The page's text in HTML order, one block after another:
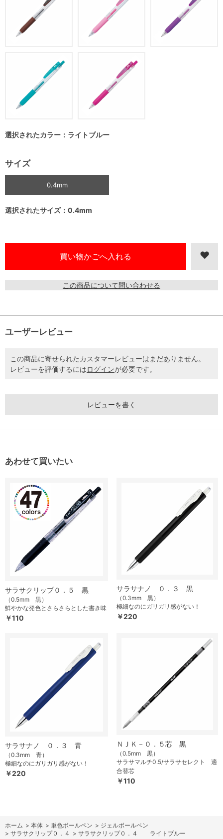
選択されたカラー：ライトブルー
サイズ
0.4mm
選択されたサイズ：0.4mm
この商品について問い合わせる
ユーザーレビュー
この商品に寄せられたカスタマーレビューはまだありません。
レビューを評価するにはログインが必要です。
レビューを書く
あわせて買いたい
サラサクリップ０．５ 黒
（0.5mm 黒）
鮮やかな発色とさらさらとした書き味
￥110
サラサナノ ０．３ 黒
（0.3mm 黒）
極細なのにガリガリ感がない！
￥220
サラサナノ ０．３ 青
（0.3mm 青）
極細なのにガリガリ感がない！
￥220
ＮＪＫ－０．５芯 黒
（0.5mm 黒）
サラサマルチ0.5/サラサセレクト 適
合替芯
￥110
ホーム > 本体 > 単色ボールペン > ジェルボールペン
> サラサクリップ０．４ > サラサクリップ０．４ ライトブルー